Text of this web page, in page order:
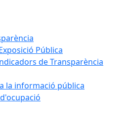
Pública
de Transparència
la informació pública